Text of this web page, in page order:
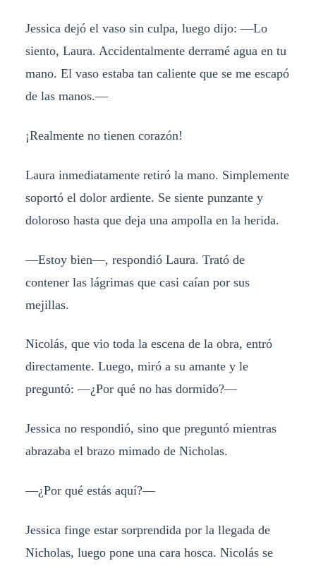
Jessica dejó el vaso sin culpa, luego dijo: —Lo
siento, Laura. Accidentalmente derramé agua en tu
mano. El vaso estaba tan caliente que se me escapó
de las manos.—
¡Realmente no tienen corazón!
Laura inmediatamente retiró la mano. Simplemente
soportó el dolor ardiente. Se siente punzante y
doloroso hasta que deja una ampolla en la herida.
—Estoy bien—, respondió Laura. Trató de
contener las lágrimas que casi caían por sus
mejillas.
Nicolás, que vio toda la escena de la obra, entró
directamente. Luego, miró a su amante y le
preguntó: —¿Por qué no has dormido?—
Jessica no respondió, sino que preguntó mientras
abrazaba el brazo mimado de Nicholas.
—¿Por qué estás aquí?—
Jessica finge estar sorprendida por la llegada de
Nicholas, luego pone una cara hosca. Nicolás se